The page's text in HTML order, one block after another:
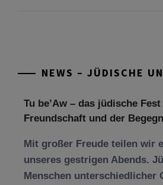
NEWS – JÜDISCHE
Tu be’Aw – das jüdische
Freundschaft und der
Mit großer Freude teilen wir
unseres gestrigen Abends.
Menschen unterschiedlicher